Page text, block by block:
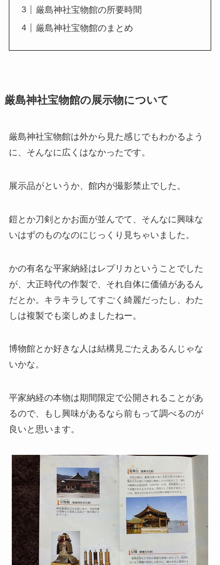
厳島神社宝物館の所要時間
厳島神社宝物館のまとめ
厳島神社宝物館の展示物について
厳島神社宝物館は外から見た感じでもわかるよう
に、そんなに広くはなかったです。
展示品がというか、館内が撮影禁止でした。
鎧とか刀剣とかお面が並んでて、そんなに興味な
いはずのものなのにじっくり見ちゃいました。
かの有名な平家納経はレプリカということでした
が、大正時代の作製で、それ自体に価値があるん
だとか。キラキラしてすごく綺麗だったし、わた
しは複製でも楽しめましたねー。
博物館とか好きな人は結構見ごたえあるんじゃな
いかな。
平家納経の本物は期間限定で公開されることがあ
るので、もし興味があるなら前もって調べるのが
良いと思います。